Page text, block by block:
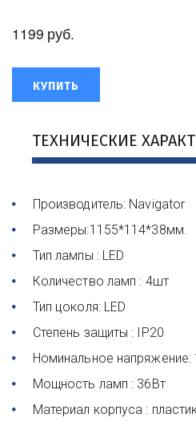
1199 руб.
КУПИТЬ
ТЕХНИЧЕСКИЕ
Производитель: Navigator
Размеры:1155*114*38мм.
Тип лампы : LED
Количество ламп : 4шт
Тип цоколя: LED
Степень защиты : IP20
Номинальное напряжение:
Мощность ламп : 36Вт
Материал корпуса :